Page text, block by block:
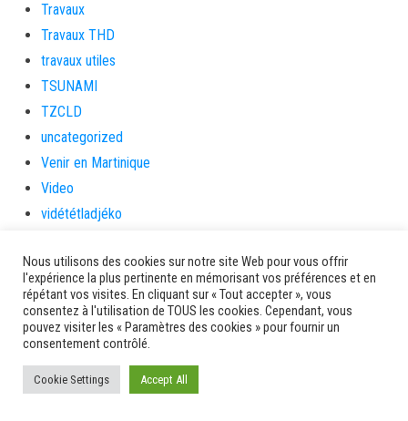
Travaux
Travaux THD
travaux utiles
TSUNAMI
TZCLD
uncategorized
Venir en Martinique
Video
vidététladjéko
Viechere
vigilanceROUGE
Village artisanal
Village artisanal et commercial
ville de la trinité
villedelesansesdarlet
Nous utilisons des cookies sur notre site Web pour vous offrir
l'expérience la plus pertinente en mémorisant vos préférences et en
répétant vos visites. En cliquant sur « Tout accepter », vous
consentez à l'utilisation de TOUS les cookies. Cependant, vous
pouvez visiter les « Paramètres des cookies » pour fournir un
consentement contrôlé.
Cookie Settings Accept All